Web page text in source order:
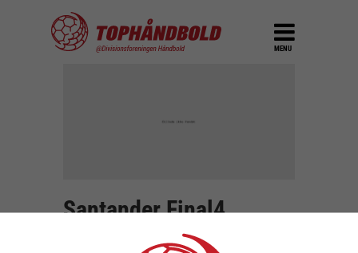
MENU
Santander Final4
deltagere fundet!